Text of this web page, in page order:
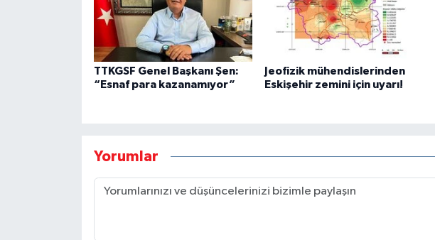
TTKGSF Genel Başkanı Şen:
“Esnaf para kazanamıyor”
Jeofizik mühendislerinden
Eskişehir zemini için uyarı!
Yorumlar